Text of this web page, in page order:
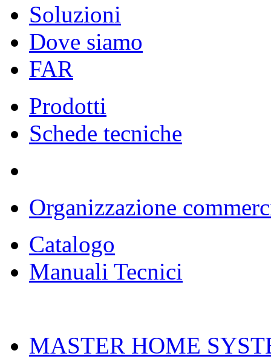
Soluzioni
Dove siamo
FAR
Prodotti
Schede tecniche
Organizzazione
Catalogo
Manuali Tecnici
MASTER HOME